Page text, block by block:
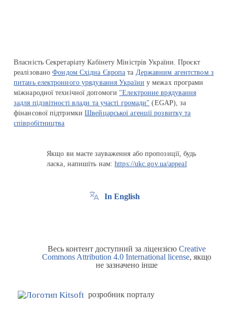
Власність Секретаріату Кабінету Міністрів України. Проєкт
реалізованоФондом Східна Європа та Державним агентством з
питань електронного урядування України у межах програми
міжнародної технічної допомоги "Електронне врядування
задля підзвітності влади та участі громади" (EGAP), за
фінансової підтримкиШвейцарської агенції розвитку та
співробітництва
Якщо ви маєте зауваження або пропозиції, будь
ласка, напишіть нам:https://ukc.gov.ua/appeal
In English
Весь контент доступний за ліцензією Creative
Commons Attribution 4.0 International license, якщо
не зазначено інше
розробник порталу